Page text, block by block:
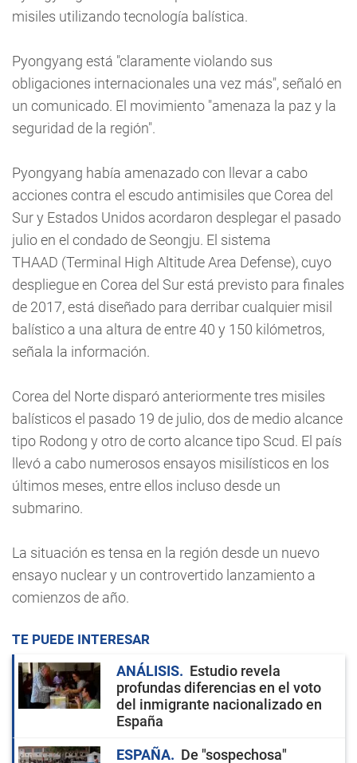
misiles utilizando tecnología balística.
Pyongyang está "claramente violando sus
obligaciones internacionales una vez más", señaló en
un comunicado. El movimiento "amenaza la paz y la
seguridad de la región".
Pyongyang había amenazado con llevar a cabo
acciones contra el escudo antimisiles que Corea del
Sur y Estados Unidos acordaron desplegar el pasado
julio en el condado de Seongju. El sistema
THAAD (Terminal High Altitude Area Defense), cuyo
despliegue en Corea del Sur está previsto para finales
de 2017, está diseñado para derribar cualquier misil
balístico a una altura de entre 40 y 150 kilómetros,
señala la información.
Corea del Norte disparó anteriormente tres misiles
balísticos el pasado 19 de julio, dos de medio alcance
tipo Rodong y otro de corto alcance tipo Scud. El país
llevó a cabo numerosos ensayos misilísticos en los
últimos meses, entre ellos incluso desde un
submarino.
La situación es tensa en la región desde un nuevo
ensayo nuclear y un controvertido lanzamiento a
comienzos de año.
TE PUEDE INTERESAR
ANÁLISIS
Estudio revela
profundas diferencias en el voto
del inmigrante nacionalizado en
España
ESPAÑA
De "sospechosa"